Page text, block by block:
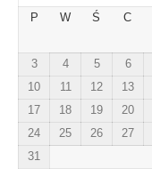
P W Ś C
3
4 5 6
10
11 12 13
17
18 19 20
24
25 26 27
31